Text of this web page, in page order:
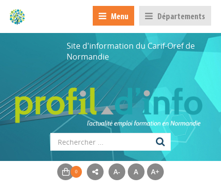
Menu Départements
Site d'information du Carif-Oref de
Normandie
A- A A+